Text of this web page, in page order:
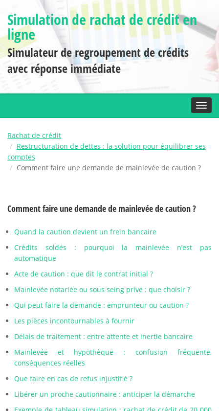
Simulation de rachat de crédit en
ligne
Simulateur de regroupement de crédits
avec réponse immédiate
Rachat de crédit
Restructuration de dettes : la solution pour équilibrer ses
comptes
Comment faire une demande de mainlevée de caution ?
Comment faire une demande de mainlevée de caution ?
Quand la caution devient un frein bancaire
Crédits soldés : pourquoi la mainlevée n’est pas
automatique
Acte de caution : que dit le contrat initial ?
Mainlevée notariée ou sous seing privé : que choisir ?
Qui peut faire la demande : emprunteur ou caution ?
Les pièces incontournables à fournir
Délais de traitement : entre attente et inertie bancaire
Mainlevée et hypothèque : confusion fréquente,
conséquences réelles
Que faire en cas de refus injustifié ?
Libérer un proche cautionnaire : anticiper la démarche